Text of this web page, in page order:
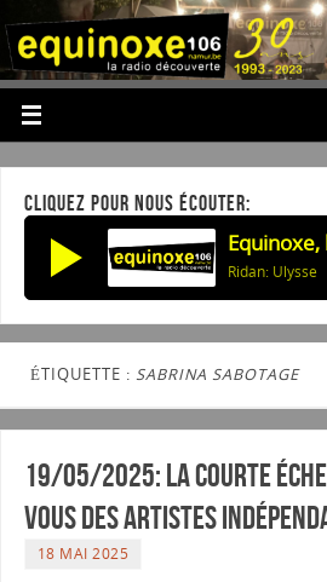
CLIQUEZ POUR NOUS ÉCOUTER:
Ridan: Ulysse
ÉTIQUETTE : SABRINA SABOTAGE
19/05/2025: La courte
vous des artistes
18 MAI 2025